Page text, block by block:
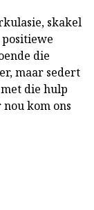
skakel
die
maar sedert
die hulp
kom ons